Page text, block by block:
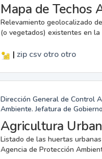
Mapa de Techos
Relevamiento geolocalizado
(o vegetados) existentes en la
| zip csv otro otro
Dirección General de Control
Ambiente. Jefatura de Gobierno
Agricultura
Listado de las huertas
Agencia de Protección